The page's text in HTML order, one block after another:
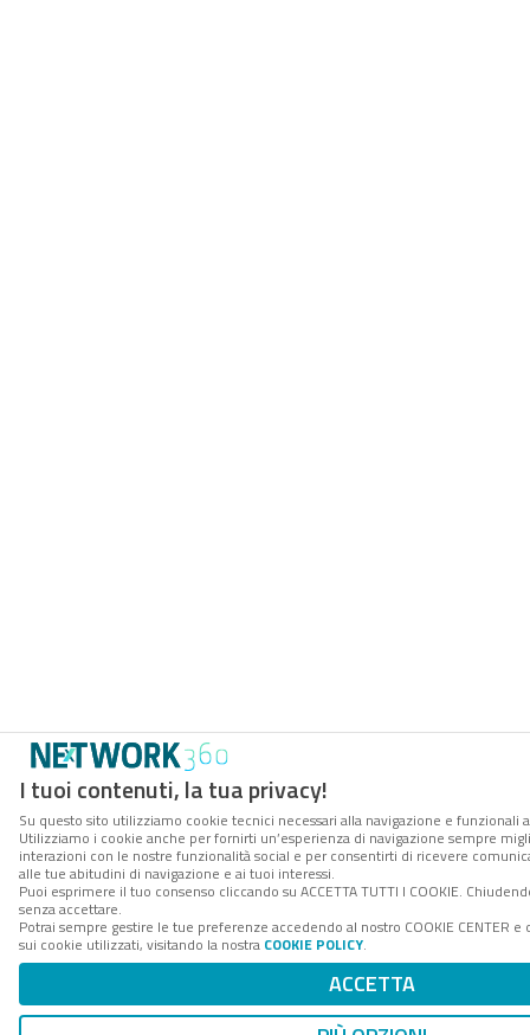
I tuoi contenuti, la tua privacy!
Su questo sito utilizziamo cookie tecnici necessari alla navigazione e funzionali
Utilizziamo i cookie anche per fornirti un’esperienza di navigazione sempre
interazioni con le nostre funzionalità social e per consentirti di ricevere
alle tue abitudini di navigazione e ai tuoi interessi.
Puoi esprimere il tuo consenso cliccando su ACCETTA TUTTI I COOKIE.
senza accettare.
Potrai sempre gestire le tue preferenze accedendo al nostro COOKIE CENTER
sui cookie utilizzati, visitando la nostra COOKIE POLICY.
ACCETTA